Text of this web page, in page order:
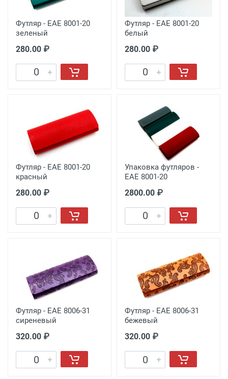
Футляр - EAE 8001-20
зеленый
280.00 ₽
Футляр - EAE 8001-20
белый
280.00 ₽
Футляр - EAE 8001-20
красный
280.00 ₽
Упаковка футляров -
EAE 8001-20
2800.00 ₽
Футляр - EAE 8006-31
сиреневый
320.00 ₽
Футляр - EAE 8006-31
бежевый
320.00 ₽